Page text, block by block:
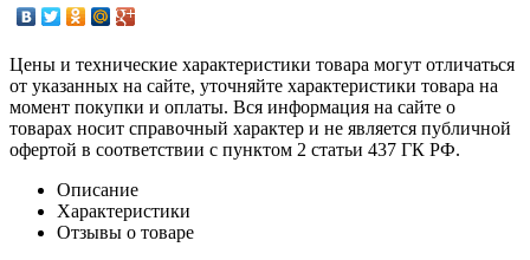
Цены и технические характеристики товара могут отличаться
от указанных на сайте, уточняйте характеристики товара на
момент покупки и оплаты. Вся информация на сайте о
товарах носит справочный характер и не является публичной
офертой в соответствии с пунктом 2 статьи 437 ГК РФ.
Описание
Характеристики
Отзывы о товаре